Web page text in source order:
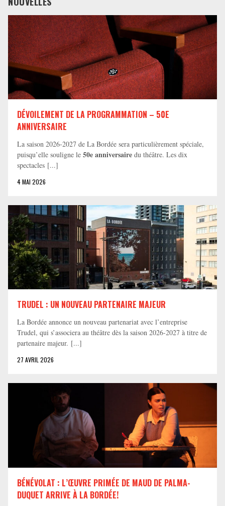
DÉVOILEMENT DE LA PROGRAMMATION – 50E
ANNIVERSAIRE
La saison 2026-2027 de La Bordée sera particulièrement spéciale,
puisqu’elle souligne le 50e anniversaire du théâtre. Les dix
spectacles [...]
4 MAI 2026
TRUDEL : UN NOUVEAU PARTENAIRE MAJEUR
La Bordée annonce un nouveau partenariat avec l’entreprise
Trudel, qui s’associera au théâtre dès la saison 2026-2027 à titre de
partenaire majeur. [...]
27 AVRIL 2026
BÉNÉVOLAT : L’ŒUVRE PRIMÉE DE MAUD DE PALMA-
DUQUET ARRIVE À LA BORDÉE!